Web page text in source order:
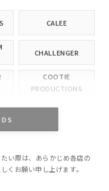
CALEE
CHALLENGER
COOTIE
PRODUCTIONS
M&M CUSTOM
い際は、あらかじめ各店の
くお願い申し上げます。